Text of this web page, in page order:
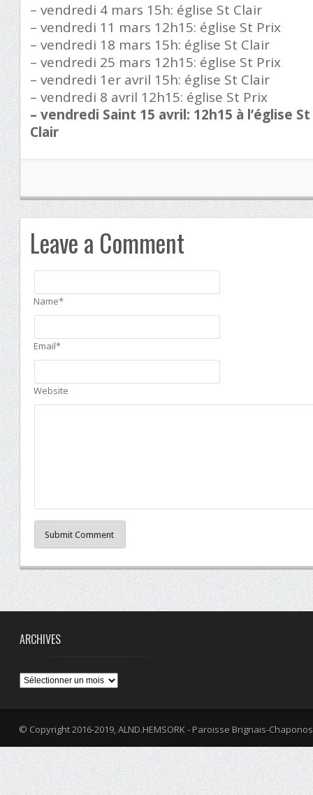
– vendredi 4 mars 15h: église St Clair
– vendredi 11 mars 12h15: église St Prix
– vendredi 18 mars 15h: église St Clair
– vendredi 25 mars 12h15: église St Prix
– vendredi 1er avril 15h: église St Clair
– vendredi 8 avril 12h15: église St Prix
– vendredi Saint 15 avril: 12h15 à l’église
Clair
Leave a Comment
Name*
Email*
Website
Submit Comment
ARCHIVES
Archives
© Copyright 2016-2019, ALND.HEMSORK - Paroisse Brignais-